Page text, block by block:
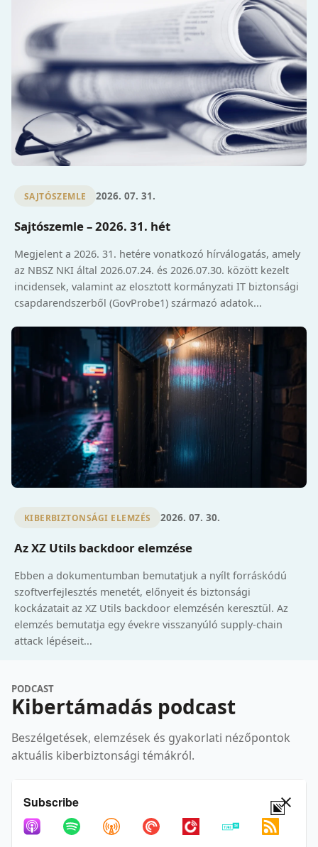
SAJTÓSZEMLE 2026. 07. 31.
Sajtószemle – 2026. 31. hét
Megjelent a 2026. 31. hetére vonatkozó hírválogatás, amely
az NBSZ NKI által 2026.07.24. és 2026.07.30. között kezelt
incidensek, valamint az elosztott kormányzati IT biztonsági
csapdarendszerből (GovProbe1) származó adatok...
KIBERBIZTONSÁGI ELEMZÉS 2026. 07. 30.
Az XZ Utils backdoor elemzése
Ebben a dokumentumban bemutatjuk a nyílt forráskódú
szoftverfejlesztés menetét, előnyeit és biztonsági
kockázatait az XZ Utils backdoor elemzésén keresztül. Az
elemzés bemutatja egy évekre visszanyúló supply-chain
attack lépéseit...
PODCAST
Kibertámadás podcast
Beszélgetések, elemzések és gyakorlati nézőpontok
aktuális kiberbiztonsági témákról.